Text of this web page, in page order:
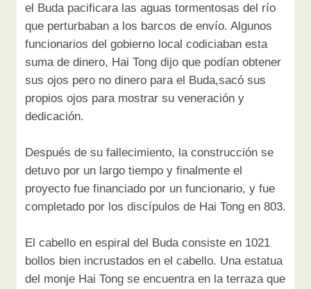
el Buda pacificara las aguas tormentosas del río
que perturbaban a los barcos de envío. Algunos
funcionarios del gobierno local codiciaban esta
suma de dinero, Hai Tong dijo que podían obtener
sus ojos pero no dinero para el Buda,sacó sus
propios ojos para mostrar su veneración y
dedicación.
Después de su fallecimiento, la construcción se
detuvo por un largo tiempo y finalmente el
proyecto fue financiado por un funcionario, y fue
completado por los discípulos de Hai Tong en 803.
El cabello en espiral del Buda consiste en 1021
bollos bien incrustados en el cabello. Una estatua
del monje Hai Tong se encuentra en la terraza que